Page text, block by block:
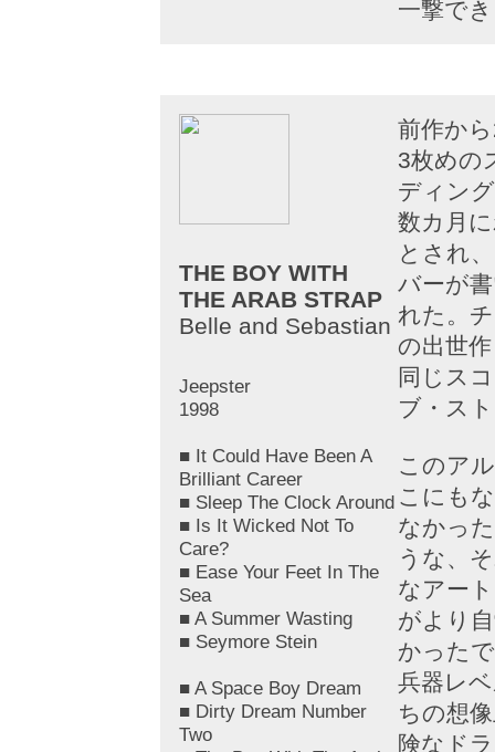
一撃で
THE BOY WITH
THE ARAB STRAP
Belle and Sebastian
Jeepster
1998
■ It Could Have Been A
Brilliant Career
■ Sleep The Clock Around
■ Is It Wicked Not To
Care?
■ Ease Your Feet In The
Sea
■ A Summer Wasting
■ Seymore Stein
■ A Space Boy Dream
■ Dirty Dream Number
Two
前作か
3枚めの
ディン
数カ月
とされ
バーが
れた。
の出世
同じス
ブ・ス
このア
こにも
なかっ
うな、
なアー
がより
かった
兵器レ
ちの想
険なド